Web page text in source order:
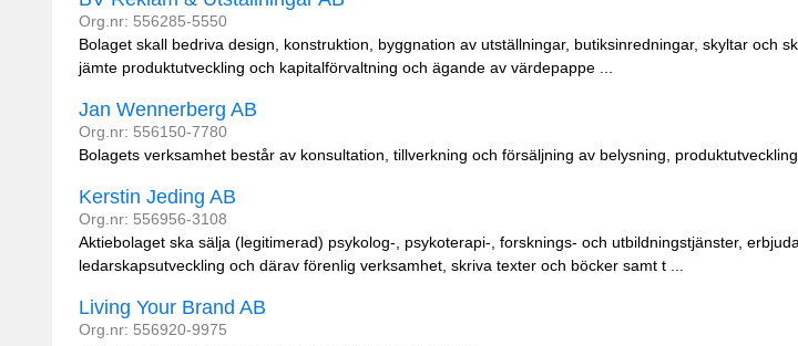
Org.nr: 556285-5550
Bolaget skall bedriva design, konstruktion, byggnation av utställningar, butiksinredningar, skyltar och
jämte produktutveckling och kapitalförvaltning och ägande av värdepappe ...
Jan Wennerberg AB
Org.nr: 556150-7780
Bolagets verksamhet består av konsultation, tillverkning och försäljning av belysning,
Kerstin Jeding AB
Org.nr: 556956-3108
Aktiebolaget ska sälja (legitimerad) psykolog-, psykoterapi-, forsknings- och utbildningstjänster,
ledarskapsutveckling och därav förenlig verksamhet, skriva texter och böcker samt t ...
Living Your Brand AB
Org.nr: 556920-9975